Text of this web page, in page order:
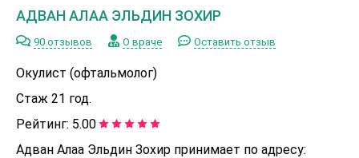
АДВАН АЛАА ЭЛЬДИН ЗОХИР
90 отзывов О враче Оставить отзыв
Окулист (офтальмолог)
Стаж 21 год.
Рейтинг: 5.00
Адван Алаа Эльдин Зохир принимает по адресу: